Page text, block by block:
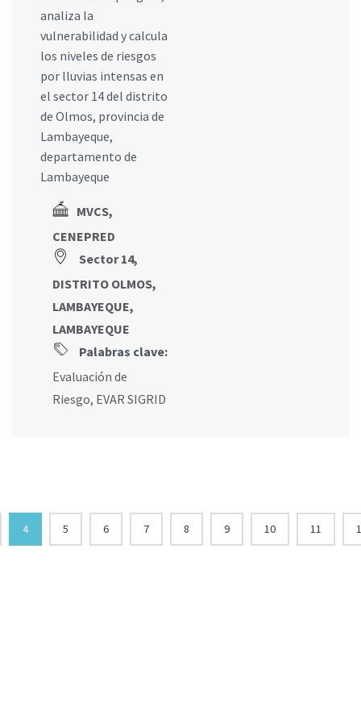
analiza la
vulnerabilidad y calcula
los niveles de riesgos
por lluvias intensas en
el sector 14 del distrito
de Olmos, provincia de
Lambayeque,
departamento de
Lambayeque
MVCS,
CENEPRED
Sector 14,
DISTRITO OLMOS,
LAMBAYEQUE,
LAMBAYEQUE
Palabras clave:
Evaluación de
Riesgo, EVAR SIGRID
4 5 6 7 8 9 10 11